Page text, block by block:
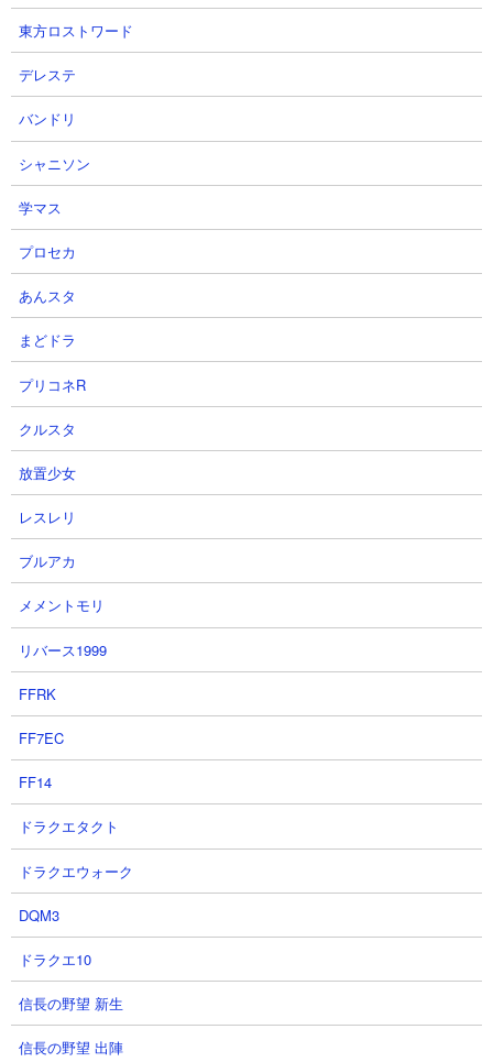
【チェストから】
・火打石
・火打石と打ち金
・ファイヤーチャージ
・黒曜石
・金塊
・金インゴット
・金ブロック
・金のリンゴ
・エンチャントされた金のリンゴ
・金のニンジン
・金の剣（エンチャント付きの場合あり）
・金の斧（エンチャント付きの場合あり）
・金のツルハシ（エンチャント付きの場合あり）
・金のシャベル（エンチャント付きの場合あり）
・金のクワ（エンチャント付きの場合あり）
・金のヘルメット（エンチャント付きの場合あり）
・金のチェストプレート（エンチャント付きの場合あり）
・金のレギンス（エンチャント付きの場合あり）
・金のブーツ（エンチャント付きの場合あり）
・金の馬鎧
・感圧板（軽）
・時計
・鐘
以上のアイテムがチェストから手に入ります。
ネザーに関係する建造物だけあって金関連のアイテムが多く手に
入ります。一番の大当たりはクラフト不可で他でもなかなか手に
入らないエンチャント金リンゴでしょうか。それ以外にも金ブロ
がラインナップされた魅力的なチェストです。
またチェスト以外でも、ダイヤのツルハシを持っているのであれ
ばネザーゲートの枠を構成している黒曜石と泣く黒曜石、鉄以上
のツルハシを持っているなら金ブロックも破壊して持ち帰ると良
いでしょう。特に泣く黒曜石はこことピグリン交易でしか手に入
らないブロックです。
東方ロストワード
デレステ
バンドリ
シャニソン
学マス
プロセカ
あんスタ
まどドラ
プリコネR
クルスタ
放置少女
レスレリ
ブルアカ
メメントモリ
リバース1999
FFRK
FF7EC
FF14
ドラクエタクト
ドラクエウォーク
DQM3
ドラクエ10
信長の野望 新生
信長の野望 出陣